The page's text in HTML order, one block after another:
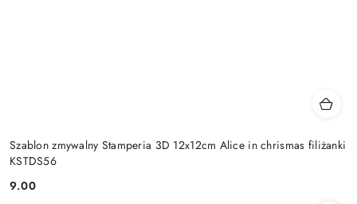
Szablon zmywalny Stamperia 3D 12x12cm Alice in chrismas filiżanki
KSTDS56
Cena:
9.00